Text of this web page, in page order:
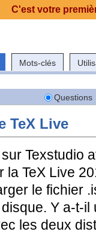
Mots-clés
Questions
TeX Live
Texstudio
la TeX Live
le fichier
Y a-t-
les deux
C'est votre